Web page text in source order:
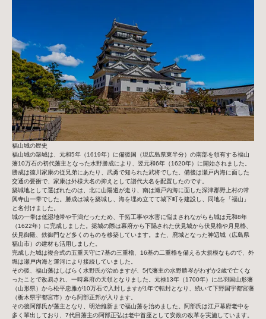
福山城の歴史
福山城の築城は、元和5年（1619年）に備後国（現広島県東半分）の南部を領有する福山
藩10万石の初代藩主となった水野勝成により、翌元和6年（1620年）に開始されました。
勝成は徳川家康の従兄弟にあたり、武勇で知られた武将でした。備後は瀬戸内海に面した
交通の要衝で、家康は外様大名の抑えとして譜代大名を配置したのです。
築城地として選ばれたのは、北に山陽道が走り、南は瀬戸内海に面した深津郡野上村の常
興寺山一帯でした。勝成は城を築城し、海を埋め立てて城下町を建設し、同地を「福山」
と名付けました。
城の一帯は低湿地帯や干潟だったため、干拓工事や水害に悩まされながらも城は元和8年
（1622年）に完成しました。築城の際は幕府から下賜された伏見城から伏見櫓や月見櫓、
伏見御殿、鉄御門など多くのものを移築しています。また、廃城となった神辺城（広島県
福山市）の建材も活用しました。
完成した城は複合式の五重天守に7基の三重櫓、16基の二重櫓を備える大規模なもので、外
堀は瀬戸内海と運河により接続していました。
その後、福山藩はしばらく水野氏が治めますが、5代藩主の水野勝岑がわずか2歳で亡くな
ったことで改易され、一時幕府の天領となりました。元禄13年（1700年）に出羽国山形藩
（山形県）から松平忠雅が10万石で入封しますが1年で転封となり、続いて下野国宇都宮藩
（栃木県宇都宮市）から阿部正邦が入ります。
その後阿部氏が藩主となり、明治維新まで福山藩を治めました。阿部氏は江戸幕府老中を
多く輩出しており、7代目藩主の阿部正弘は老中首座として安政の改革を実施しています。